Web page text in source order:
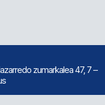
zumarkalea 47, 7 –